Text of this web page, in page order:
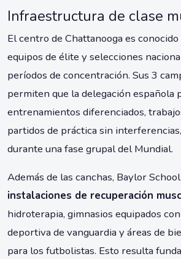
Infraestructura de clase
El centro de Chattanooga es
equipos de élite y selecciones
períodos de concentración. Sus 3
permiten que la delegación española
entrenamientos diferenciados,
partidos de práctica sin
durante una fase grupal del Mundial.
Además de las canchas, Baylor
instalaciones de recuperación
hidroterapia, gimnasios equipados
deportiva de vanguardia y áreas de
para los futbolistas. Esto resulta